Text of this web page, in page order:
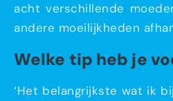
acht verschillende
andere moeilijkheden
Welke tip heb je
‘Het belangrijkste wat ik